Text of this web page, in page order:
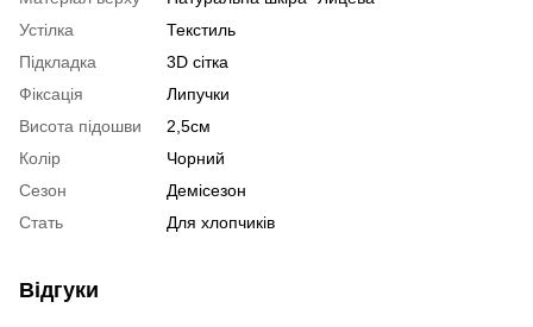
Устілка
Текстиль
Підкладка
3D сітка
Фіксація
Липучки
Висота підошви
2,5см
Колір
Чорний
Сезон
Демісезон
Стать
Для хлопчиків
Відгуки